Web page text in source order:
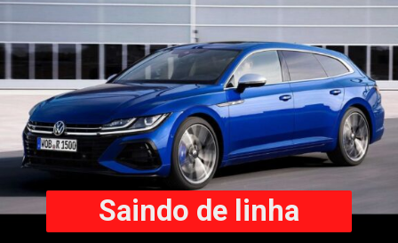
Saindo de linha